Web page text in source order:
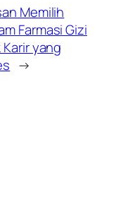
Memilih
Farmasi Gizi
yang
→